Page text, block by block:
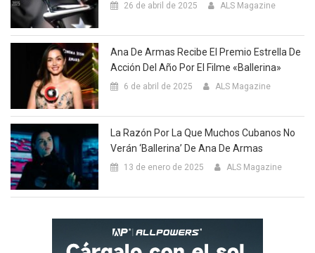
26 de abril de 2025 ALS Magazine
Ana De Armas Recibe El Premio Estrella De
Acción Del Año Por El Filme «Ballerina»
6 de abril de 2025 ALS Magazine
La Razón Por La Que Muchos Cubanos No
Verán ‘Ballerina’ De Ana De Armas
13 de enero de 2025 ALS Magazine